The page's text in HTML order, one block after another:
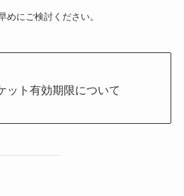
めにご検討ください。
ット有効期限について